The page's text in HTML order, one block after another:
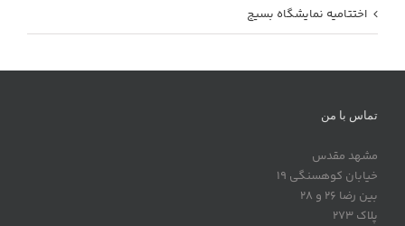
اختتامیه نمایشگاه بسیج
تماس با من
مشهد مقدس
خیابان کوهسنگی 19
بین رضا 26 و 28
پلاک 273